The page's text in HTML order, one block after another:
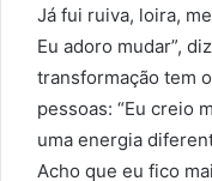
Já fui ruiva, loira,
Eu adoro mudar”,
transformação tem
pessoas: “Eu creio
uma energia
Acho que eu fico